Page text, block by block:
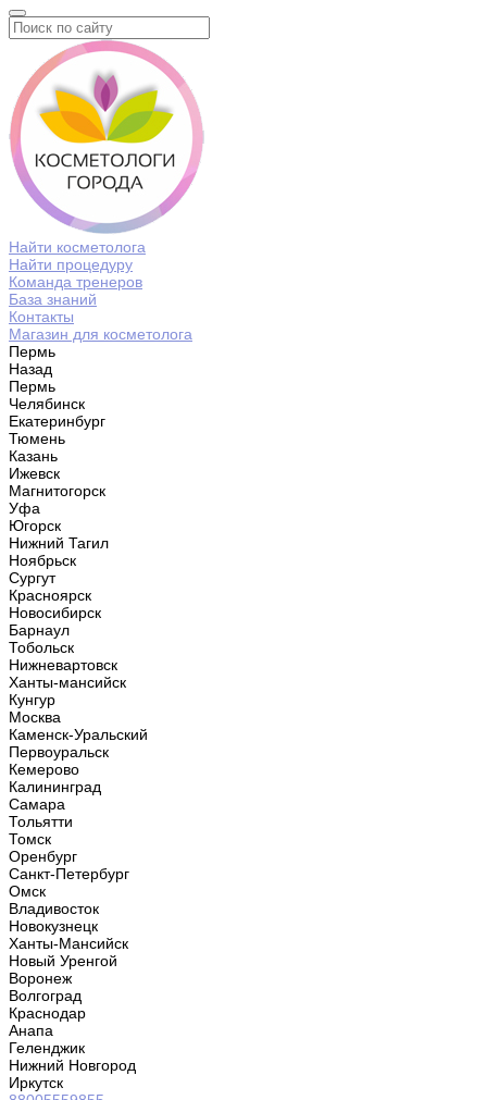
Найти косметолога
Найти процедуру
Команда тренеров
База знаний
Контакты
Магазин для косметолога
Пермь
Назад
Пермь
Челябинск
Екатеринбург
Тюмень
Казань
Ижевск
Магнитогорск
Уфа
Югорск
Нижний Тагил
Ноябрьск
Сургут
Красноярск
Новосибирск
Барнаул
Тобольск
Нижневартовск
Ханты-мансийск
Кунгур
Москва
Каменск-Уральский
Первоуральск
Кемерово
Калининград
Самара
Тольятти
Томск
Оренбург
Санкт-Петербург
Омск
Владивосток
Новокузнецк
Ханты-Мансийск
Новый Уренгой
Воронеж
Волгоград
Краснодар
Анапа
Геленджик
Нижний Новгород
Иркутск